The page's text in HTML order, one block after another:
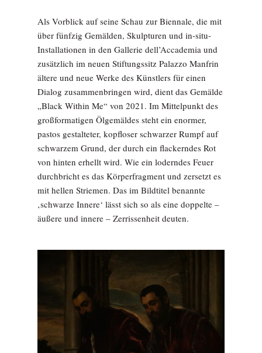
Als Vorblick auf seine Schau zur Biennale, die mit
über fünfzig Gemälden, Skulpturen und in-situ-
Installationen in den Gallerie dell’Accademia und
zusätzlich im neuen Stiftungssitz Palazzo Manfrin
ältere und neue Werke des Künstlers für einen
Dialog zusammenbringen wird, dient das Gemälde
„Black Within Me“ von 2021. Im Mittelpunkt des
großformatigen Ölgemäldes steht ein enormer,
pastos gestalteter, kopfloser schwarzer Rumpf auf
schwarzem Grund, der durch ein flackerndes Rot
von hinten erhellt wird. Wie ein loderndes Feuer
durchbricht es das Körperfragment und zersetzt es
mit hellen Striemen. Das im Bildtitel benannte
‚schwarze Innere‘ lässt sich so als eine doppelte –
äußere und innere – Zerrissenheit deuten.